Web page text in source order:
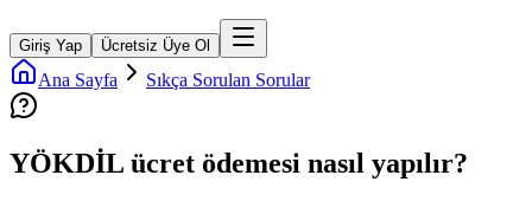
Giriş Yap Ücretsiz Üye Ol
Ana Sayfa Sıkça Sorulan Sorular
YÖKDİL ücret ödemesi nasıl yapılır?